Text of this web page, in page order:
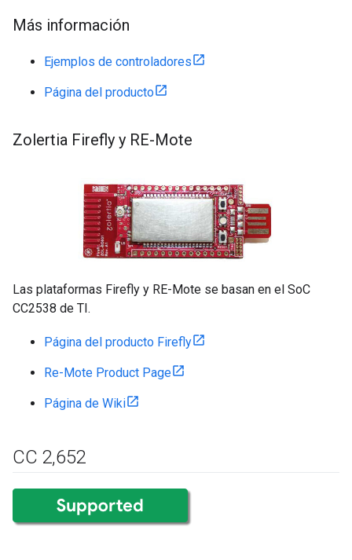
Más información
Ejemplos de controladores
Página del producto
Zolertia Firefly y RE-Mote
Las plataformas Firefly y RE-Mote se basan en el SoC
CC2538 de TI.
Página del producto Firefly
Re-Mote Product Page
Página de Wiki
CC 2,652